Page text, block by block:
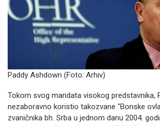
Paddy Ashdown (Foto: Arhiv)
Tokom svog mandata visokog predstavnika,
nezaboravno koristio takozvane "Bonske
zvaničnika bh. Srba u jednom danu 2004.